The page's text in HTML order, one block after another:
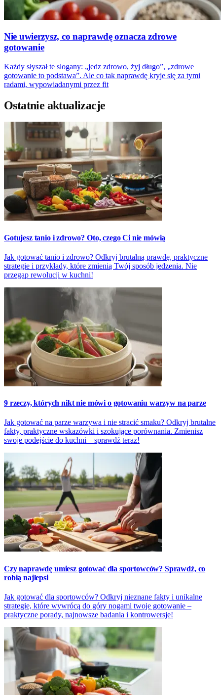
Nie uwierzysz, co naprawdę oznacza zdrowe
gotowanie
Każdy słyszał te slogany: „jedz zdrowo, żyj długo”, „zdrowe
gotowanie to podstawa”. Ale co tak naprawdę kryje się za tymi
radami, wypowiadanymi przez fit
Ostatnie aktualizacje
Gotujesz tanio i zdrowo? Oto, czego Ci nie mówią
Jak gotować tanio i zdrowo? Odkryj brutalną prawdę, praktyczne
strategie i przykłady, które zmienią Twój sposób jedzenia. Nie
przegap rewolucji w kuchni!
9 rzeczy, których nikt nie mówi o gotowaniu warzyw na parze
Jak gotować na parze warzywa i nie stracić smaku? Odkryj brutalne
fakty, praktyczne wskazówki i szokujące porównania. Zmienisz
swoje podejście do kuchni – sprawdź teraz!
Czy naprawdę umiesz gotować dla sportowców? Sprawdź, co
robią najlepsi
Jak gotować dla sportowców? Odkryj nieznane fakty i unikalne
strategie, które wywrócą do góry nogami twoje gotowanie –
praktyczne porady, najnowsze badania i kontrowersje!